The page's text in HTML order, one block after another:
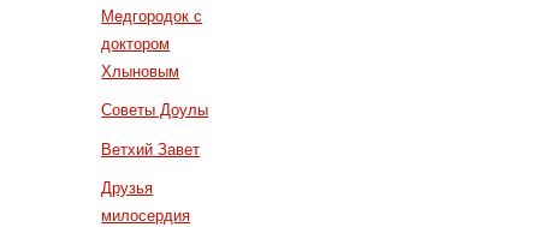
Медгородок с
доктором
Хлыновым
Советы Доулы
Ветхий Завет
Друзья
милосердия